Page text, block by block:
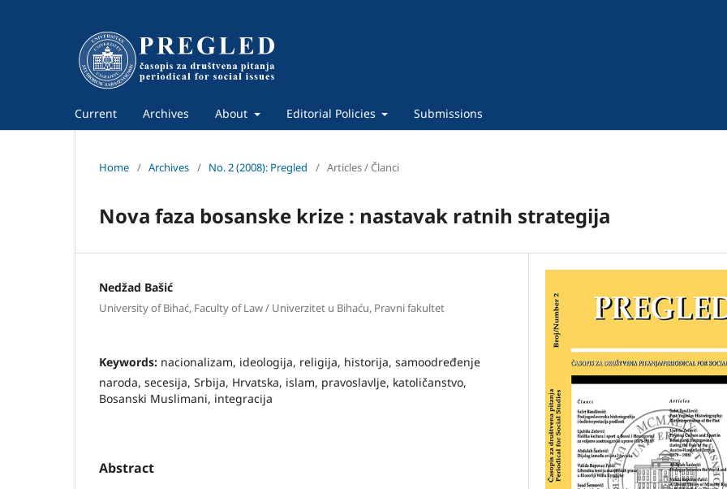
Current Archives About Editorial Policies Submissions
Home / Archives / No. 2 (2008): Pregled / Articles / Članci
Nova faza bosanske krize : nastavak ratnih strategija
Nedžad Bašić
University of Bihać, Faculty of Law / Univerzitet u Bihaću, Pravni fakultet
Keywords: nacionalizam, ideologija, religija, historija, samoodređenje
naroda, secesija, Srbija, Hrvatska, islam, pravoslavlje, katoličanstvo,
Bosanski Muslimani, integracija
Abstract